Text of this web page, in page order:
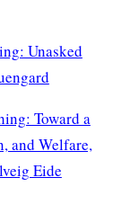
Unasked
Toward a
and Welfare,
Eide